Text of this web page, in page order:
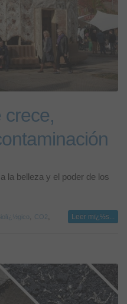
crece,
la belleza y el poder de los
CO2 Leer mï¿½s...